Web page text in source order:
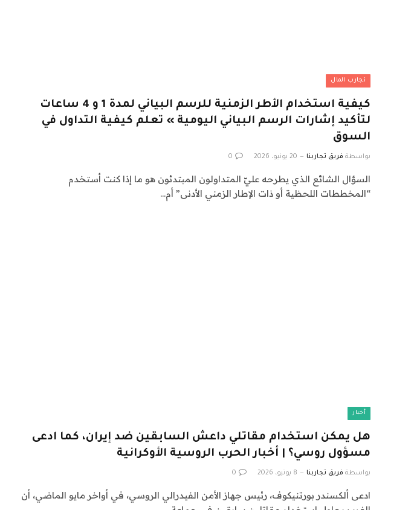
تجارب المال
كيفية استخدام الأطر الزمنية للرسم البياني لمدة 1 و 4 ساعات
لتأكيد إشارات الرسم البياني اليومية » تعلم كيفية التداول في
السوق
بواسطة فريق تجاربنا 20 يونيو، 2026 0
السؤال الشائع الذي يطرحه عليّ المتداولون المبتدئون هو ما إذا كنت أستخدم
“المخططات اللحظية أو ذات الإطار الزمني الأدنى” أم…
أخبار
هل يمكن استخدام مقاتلي داعش السابقين ضد إيران، كما ادعى
مسؤول روسي؟ | أخبار الحرب الروسية الأوكرانية
بواسطة فريق تجاربنا 8 يونيو، 2026 0
ادعى ألكسندر بورتنيكوف، رئيس جهاز الأمن الفيدرالي الروسي، في أواخر مايو الماضي، أن